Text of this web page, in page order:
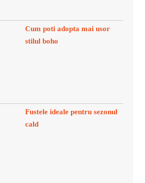
Cum poti adopta mai usor
stilul boho
Fustele ideale pentru sezonul
cald